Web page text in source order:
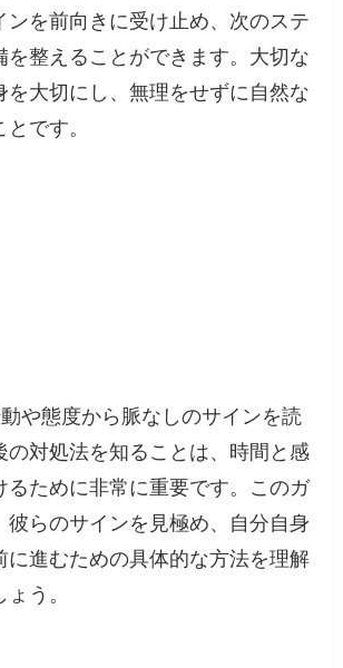
ンを前向きに受け止め、次のステ
を整えることができます。大切な
を大切にし、無理をせずに自然な
です。
や態度から脈なしのサインを読
の対処法を知ることは、時間と感
るために非常に重要です。このガ
彼らのサインを見極め、自分自身
に進むための具体的な方法を理解
う。